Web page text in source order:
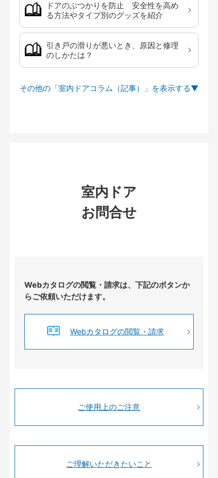
ドアのぶつかりを防止 安全性を高め
る方法やタイプ別のグッズを紹介
引き戸の滑りが悪いとき、原因と修理
のしかたは？
その他の「室内ドアコラム（記事）」を
室内ドア
お問合せ
Webカタログの閲覧・請求は、下記のボタンか
らご依頼いただけます。
Webカタログの閲覧・請求
ご使用上のご注意
ご理解いただきたいこと